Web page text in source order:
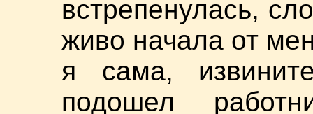
встрепенулась,
живо начала от
я сама,
подошел